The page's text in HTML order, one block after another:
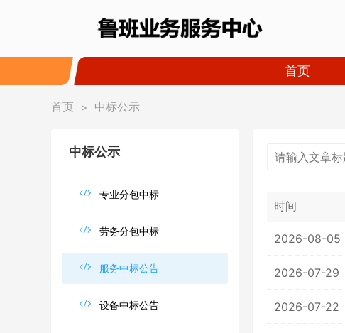
首页
首页 > 中标公示
中标公示
 专业分包中标
 劳务分包中标
 服务中标公告
 设备中标公告
时间
2026-08-05
2026-07-29
2026-07-22